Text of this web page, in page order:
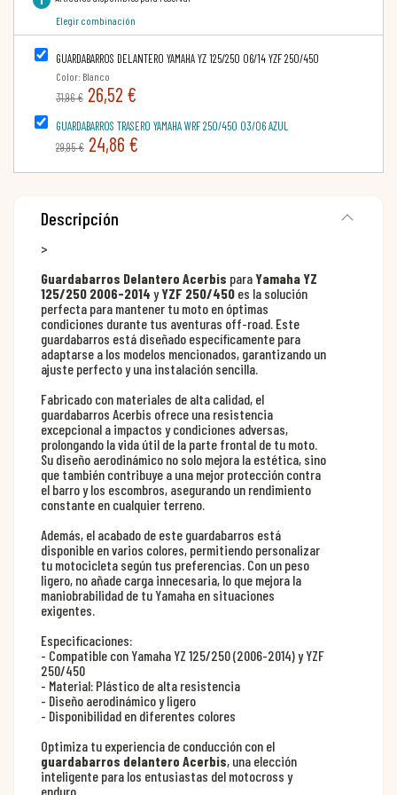
Elegir combinación
GUARDABARROS DELANTERO YAMAHA YZ 125/250 06/14 YZF 250/450
Color: Blanco
31,96 € 26,52 €
GUARDABARROS TRASERO YAMAHA WRF 250/450 03/06 AZUL
29,95 € 24,86 €
Descripción
>
Guardabarros Delantero Acerbis paraYamaha YZ
125/250 2006-2014 yYZF 250/450 es la solución
perfecta para mantener tu moto en óptimas
condiciones durante tus aventuras off-road. Este
guardabarros está diseñado específicamente para
adaptarse a los modelos mencionados, garantizando un
ajuste perfecto y una instalación sencilla.
Fabricado con materiales de alta calidad, el
guardabarros Acerbis ofrece una resistencia
excepcional a impactos y condiciones adversas,
prolongando la vida útil de la parte frontal de tu moto.
Su diseño aerodinámico no solo mejora la estética, sino
que también contribuye a una mejor protección contra
el barro y los escombros, asegurando un rendimiento
constante en cualquier terreno.
Además, el acabado de este guardabarros está
disponible en varios colores, permitiendo personalizar
tu motocicleta según tus preferencias. Con un peso
ligero, no añade carga innecesaria, lo que mejora la
maniobrabilidad de tu Yamaha en situaciones
exigentes.
Especificaciones:
- Compatible con Yamaha YZ 125/250 (2006-2014) y YZF
250/450
- Material: Plástico de alta resistencia
- Diseño aerodinámico y ligero
- Disponibilidad en diferentes colores
Optimiza tu experiencia de conducción con el
guardabarros delantero Acerbis, una elección
inteligente para los entusiastas del motocross y
enduro.